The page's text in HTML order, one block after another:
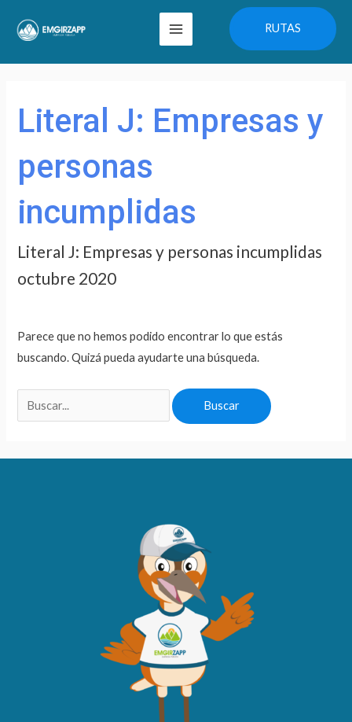
Main
Menu
RUTAS
Literal J: Empresas y
personas
incumplidas
Literal J: Empresas y personas incumplidas
octubre 2020
Parece que no hemos podido encontrar lo que estás
buscando. Quizá pueda ayudarte una búsqueda.